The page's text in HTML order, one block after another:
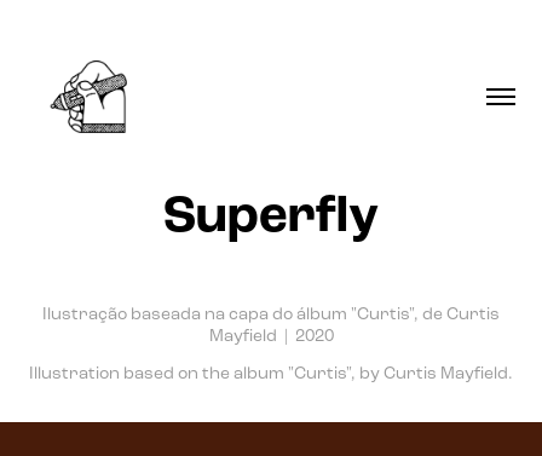
Superfly
Ilustração baseada na capa do álbum "Curtis", de Curtis
Mayfield | 2020
Illustration based on the album "Curtis", by Curtis Mayfield.